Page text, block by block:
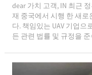
dear 가치 고객, IN 최근
재 중국에서 시행 한 새
다. 책임있는 UAV 기업으
든 관련 법률 및 규정을